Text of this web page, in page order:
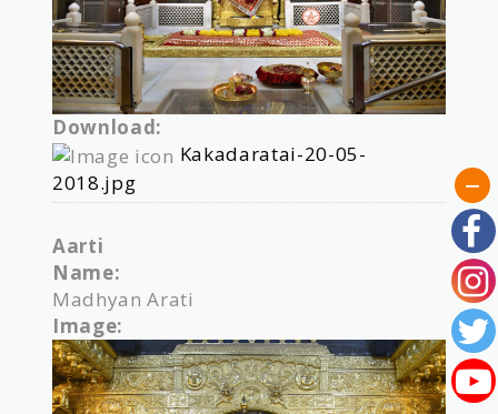
Download:
Kakadaratai-20-05-
2018.jpg
Aarti
Name:
Madhyan Arati
Image: